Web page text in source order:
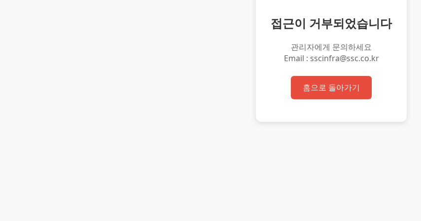
접근이 거부되었습니다
관리자에게 문의하세요
Email : sscinfra@ssc.co.kr
홈으로 돌아가기